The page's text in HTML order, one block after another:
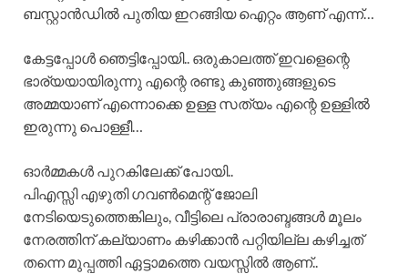
ബസ്റ്റാൻഡിൽ പുതിയ ഇറങ്ങിയ ഐറ്റം ആണ് എന്ന്…
കേട്ടപ്പോൾ ഞെട്ടിപ്പോയി.. ഒരുകാലത്ത് ഇവളെന്റെ
ഭാര്യയായിരുന്നു എന്റെ രണ്ടു കുഞ്ഞുങ്ങളുടെ
അമ്മയാണ് എന്നൊക്കെ ഉള്ള സത്യം എന്റെ ഉള്ളിൽ
ഇരുന്നു പൊള്ളീ…
ഓർമ്മകൾ പുറകിലേക്ക് പോയി..
പിഎസ്സി എഴുതി ഗവൺമെന്റ് ജോലി
നേടിയെടുത്തെങ്കിലും, വീട്ടിലെ പ്രാരാബ്ദങ്ങൾ മൂലം
നേരത്തിന് കല്യാണം കഴിക്കാൻ പറ്റിയില്ല കഴിച്ചത്
തന്നെ മുപ്പത്തി ഏട്ടാമത്തെ വയസ്സിൽ ആണ്..